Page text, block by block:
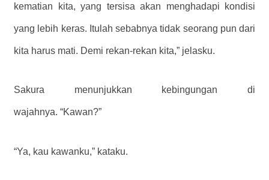
kematian kita, yang tersisa akan menghadapi kondisi
yang lebih keras. Itulah sebabnya tidak seorang pun dari
kita harus mati. Demi rekan-rekan kita,” jelasku.
Sakura menunjukkan kebingungan di
wajahnya. “Kawan?”
“Ya, kau kawanku,” kataku.